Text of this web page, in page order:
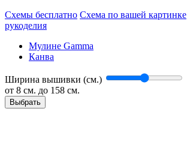
Схемы бесплатно Схема по вашей картинке
рукоделия
Мулине Gamma
Канва
Ширина вышивки (см.)
от 8 см. до 158 см.
Выбрать